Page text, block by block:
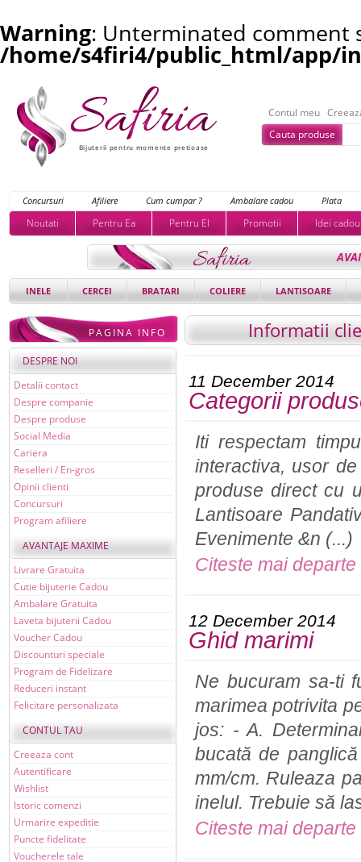
Warning: Unterminated comment
/home/s4firi4/public_html/app/
Bijuterii pentru momente pretioase
Contul meu
Cauta produse
Concursuri Afiliere Cum cumpar ? Ambalare cadou Plata
Noutati Pentru Ea Pentru El Promotii Idei
INELE CERCEI BRATARI COLIERE LANTISOARE
PAGINA INFO
DESPRE NOI
Detalii contact
Despre companie
Despre produse
Social Media
Cariera
Reselleri / En-gros
Opinii clienti
Concursuri
Program afiliere
AVANTAJE MAXIME
Livrare Gratuita
Cutie bijuterie Cadou
Ambalare Gratuita
Laveta bijuterii Cadou
Voucher Cadou
Discounturi speciale
Program de Fidelizare
Reduceri instant
Felicitare personalizata
CONTUL TAU
Creeaza cont
Autentificare
Wishlist
Istoric comenzi
Urmarire expeditie
Puncte fidelitate
Voucherele tale
Informatii
11 December 2014
Categorii
Iti respectam
interactiva, usor
produse direct cu
Lantisoare
Evenimente &n (...)
Citeste mai departe
12 December 2014
Ghid marimi
Ne bucuram sa-ti
marimea potrivita
jos: - A.
bucată de
mm/cm. Ruleaza
inelul. Trebuie să
Citeste mai departe